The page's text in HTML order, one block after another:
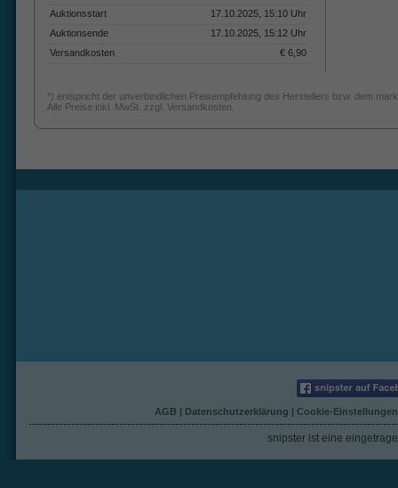
Auktionsstart
17.10.2025, 15:10 Uhr
Auktionsende
17.10.2025, 15:12 Uhr
Versandkosten
€ 6,90
*) entspricht der unverbindlichen Preisempfehlung des Herstellers bzw. dem
Alle Preise inkl. MwSt. zzgl. Versandkosten.
AGB | Datenschutzerklärung | Cookie-Einstellungen
snipster ist eine